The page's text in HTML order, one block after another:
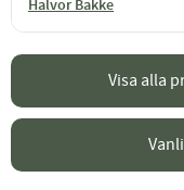
Halvor Bakke
Visa alla